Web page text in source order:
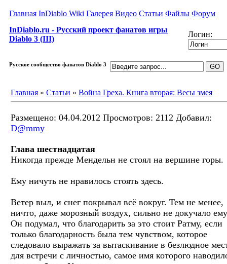
Главная InDiablo Wiki Галерея Видео Статьи Файлы Форум
InDiablo.ru - Русский проект фанатов игры
Diablo 3 (III)
Логин:
Русское сообщество фанатов Diablo 3
Главная » Статьи » Война Греха. Книга вторая: Весы змея
Размещено: 04.04.2012 Просмотров: 2112 Добавил:
D@mmy
Глава шестнадцатая
Никогда прежде Мендельн не стоял на вершине горы.
Ему ничуть не нравилось стоять здесь.
Ветер выл, и снег покрывал всё вокруг. Тем не менее,
ничто, даже морозный воздух, сильно не докучало
Он подумал, что благодарить за это стоит Ратму, если
только благодарность была тем чувством, которое
следовало выражать за вытаскивание в безлюдное
для встречи с личностью, самое имя которого